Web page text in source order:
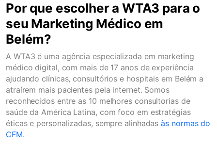
Por que escolher a WTA3 para o
seu Marketing Médico em
Belém?
A WTA3 é uma agência especializada em marketing
médico digital, com mais de 17 anos de experiência
ajudando clínicas, consultórios e hospitais em Belém a
atraírem mais pacientes pela internet. Somos
reconhecidos entre as 10 melhores consultorias de
saúde da América Latina, com foco em estratégias
éticas e personalizadas, sempre alinhadasàs normas do
CFM.